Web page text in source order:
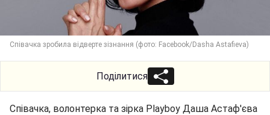
Співачка зробила відверте зізнання (фото: Facebook/Dasha Astafieva)
Поділитися
Співачка, волонтерка та зірка Playboy Даша Астаф'єва